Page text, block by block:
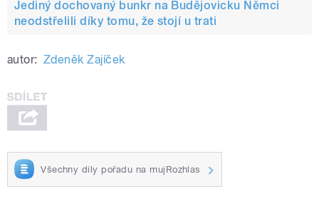
Jediný dochovaný bunkr na Budějovicku Němci
neodstřelili díky tomu, že stojí u trati
autor: Zdeněk Zajíček
Všechny díly pořadu na mujRozhlas